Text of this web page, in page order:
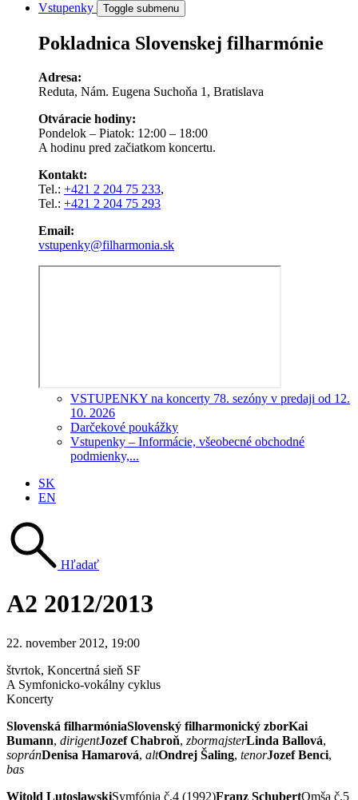
Vstupenky
Toggle submenu
Pokladnica Slovenskej filharmónie
Adresa:
Reduta, Nám. Eugena Suchoňa 1, Bratislava
Otváracie hodiny:
Pondelok – Piatok: 12:00 – 18:00
A hodinu pred začiatkom koncertu.
Kontakt:
Tel.: +421 2 204 75 233,
Tel.: +421 2 204 75 293
Email:
vstupenky@filharmonia.sk
VSTUPENKY na koncerty 78. sezóny v predaji od 12.
10. 2026
Darčekové poukážky
Vstupenky – Informácie, všeobecné obchodné
podmienky,...
SK
EN
Hľadať
A2 2012/2013
22. november 2012, 19:00
štvrtok, Koncertná sieň SF
A Symfonicko-vokálny cyklus
Koncerty
Slovenská filharmóniaSlovenský filharmonický zborKai
Bumann, dirigentJozef Chabroň, zbormajsterLinda Ballová,
sopránDenisa Hamarová, altOndrej Šaling, tenorJozef Benci,
bas
Witold LutoslawskiSymfónia č.4 (1992)Franz SchubertOmša č.5